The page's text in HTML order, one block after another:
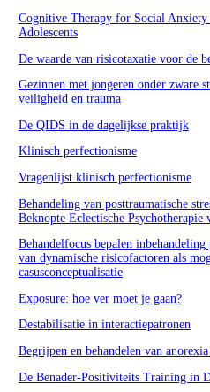
Cognitive Therapy for Social Anxiety
Adolescents
De waarde van risicotaxatie voor de
Gezinnen met jongeren onder zware
veiligheid en trauma
De QIDS in de dagelijkse praktijk
Klinisch perfectionisme
Vragenlijst klinisch perfectionisme
Behandeling van posttraumatische
Beknopte Eclectische
Behandelfocus bepalen
van dynamische risicofactoren als
casusconceptualisatie
Exposure: hoe ver moet je gaan?
Destabilisatie in interactiepatronen
Begrijpen en behandelen van
De Benader-Positiviteits Training in